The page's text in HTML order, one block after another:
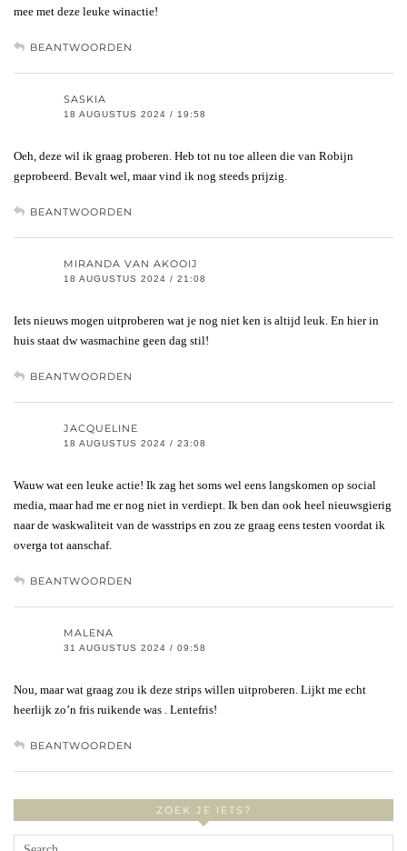
mee met deze leuke winactie!
BEANTWOORDEN
SASKIA
18 AUGUSTUS 2024 / 19:58
Oeh, deze wil ik graag proberen. Heb tot nu toe alleen die van Robijn
geprobeerd. Bevalt wel, maar vind ik nog steeds prijzig.
BEANTWOORDEN
MIRANDA VAN AKOOIJ
18 AUGUSTUS 2024 / 21:08
Iets nieuws mogen uitproberen wat je nog niet ken is altijd leuk. En hier in
huis staat dw wasmachine geen dag stil!
BEANTWOORDEN
JACQUELINE
18 AUGUSTUS 2024 / 23:08
Wauw wat een leuke actie! Ik zag het soms wel eens langskomen op social
media, maar had me er nog niet in verdiept. Ik ben dan ook heel nieuwsgierig
naar de waskwaliteit van de wasstrips en zou ze graag eens testen voordat ik
overga tot aanschaf.
BEANTWOORDEN
MALENA
31 AUGUSTUS 2024 / 09:58
Nou, maar wat graag zou ik deze strips willen uitproberen. Lijkt me echt
heerlijk zo’n fris ruikende was . Lentefris!
BEANTWOORDEN
ZOEK JE IETS?